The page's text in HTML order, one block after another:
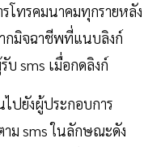
โทรคมนาคมทุกรายหลัง
กมิจฉาชีพที่แนบลิงก์
บ sms เมื่อกดลิงก์
ปยังผู้ประกอบการ
าม sms ในลักษณะดัง